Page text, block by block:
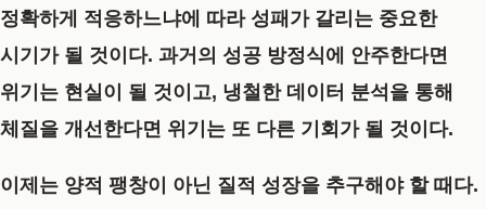
정확하게 적응하느냐에 따라 성패가 갈리는 중요한
시기가 될 것이다. 과거의 성공 방정식에 안주한다면
위기는 현실이 될 것이고, 냉철한 데이터 분석을 통해
체질을 개선한다면 위기는 또 다른 기회가 될 것이다.
이제는 양적 팽창이 아닌 질적 성장을 추구해야 할 때다.